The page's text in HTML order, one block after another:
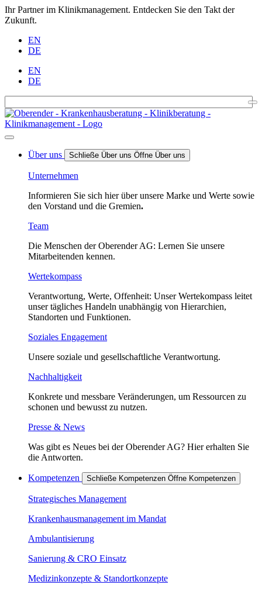
Ihr Partner im Klinikmanagement. Entdecken Sie den Takt der
Zukunft.
EN
DE
EN
DE
Über uns Schließe Über uns Öffne Über uns
Unternehmen
Informieren Sie sich hier über unsere Marke und Werte sowie
den Vorstand und die Gremien.
Team
Die Menschen der Oberender AG: Lernen Sie unsere
Mitarbeitenden kennen.
Wertekompass
Verantwortung, Werte, Offenheit: Unser Wertekompass leitet
unser tägliches Handeln unabhängig von Hierarchien,
Standorten und Funktionen.
Soziales Engagement
Unsere soziale und gesellschaftliche Verantwortung.
Nachhaltigkeit
Konkrete und messbare Veränderungen, um Ressourcen zu
schonen und bewusst zu nutzen.
Presse & News
Was gibt es Neues bei der Oberender AG? Hier erhalten Sie
die Antworten.
Kompetenzen Schließe Kompetenzen Öffne Kompetenzen
Strategisches Management
Krankenhausmanagement im Mandat
Ambulantisierung
Sanierung & CRO Einsatz
Medizinkonzepte & Standortkonzepte